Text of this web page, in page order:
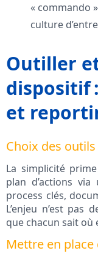
« commando
culture
Outiller
dispositif
et
Choix des
La simplicité
plan d’actions
process clés,
L’enjeu n’est pas
que chacun sait
Mettre en